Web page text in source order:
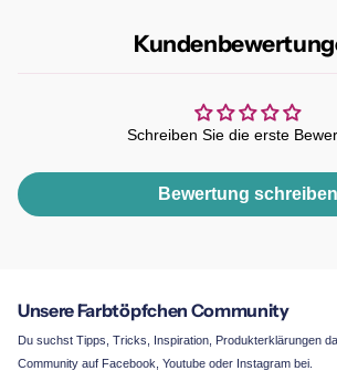
Schreiben Sie die erste
Bewertung schreiben
Unsere Farbtöpfchen Community
Du suchst Tipps, Tricks, Inspiration, Produkterklärungen
Community auf Facebook, Youtube oder Instagram bei.